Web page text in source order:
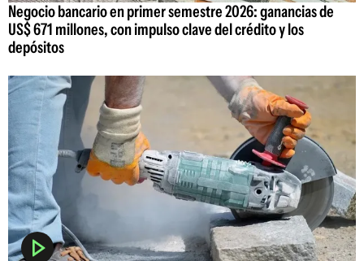
Negocio bancario en primer semestre 2026: ganancias de
US$ 671 millones, con impulso clave del crédito y los
depósitos